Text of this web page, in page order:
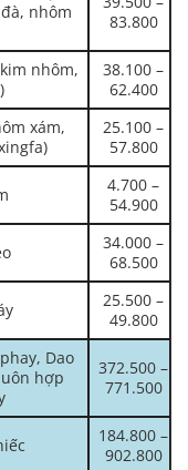
nhôm
83.800
nhôm,
38.100 –
62.400
xám,
25.100 –
57.800
4.700 –
54.900
34.000 –
68.500
25.500 –
49.800
Dao
hợp
372.500 –
771.500
184.800 –
902.800